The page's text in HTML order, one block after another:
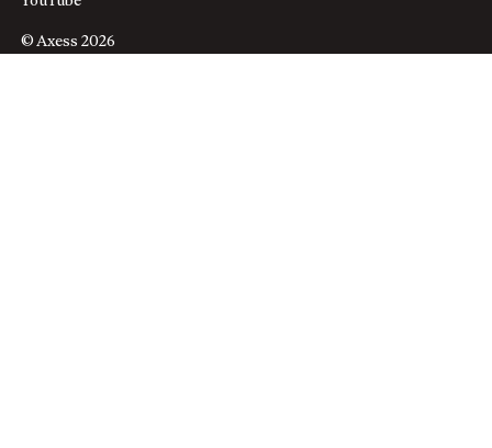
© Axess 2026